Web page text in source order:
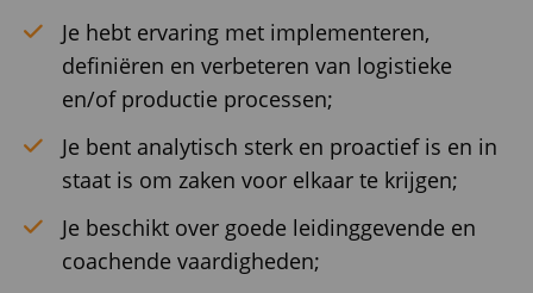
Je hebt ervaring met implementeren,
definiëren en verbeteren van logistieke
en/of productie processen;
Je bent analytisch sterk en proactief is en in
staat is om zaken voor elkaar te krijgen;
Je beschikt over goede leidinggevende en
coachende vaardigheden;